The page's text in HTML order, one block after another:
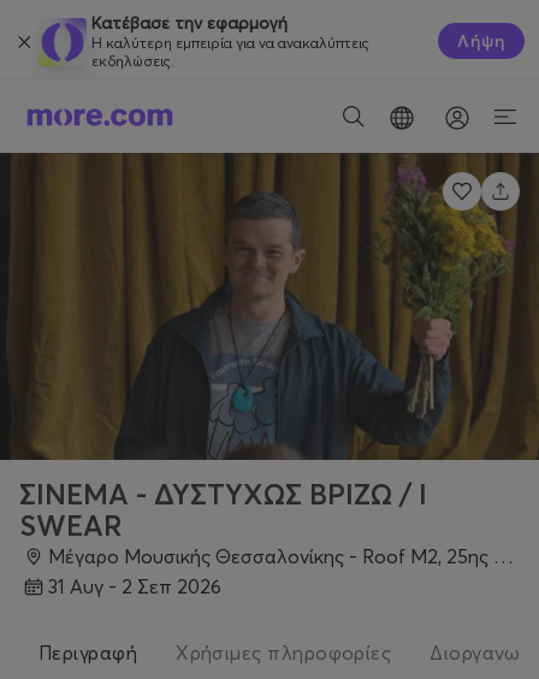
Κατέβασε την εφαρμογή
Η καλύτερη εμπειρία για να ανακαλύπτεις
εκδηλώσεις.
Λήψη
ΣΙΝΕΜΑ - ΔΥΣΤΥΧΩΣ ΒΡΙΖΩ / I
SWEAR
Μέγαρο Μουσικής Θεσσαλονίκης - Roof M2, 25ης Μαρτίου & Παραλία, Θεσσαλονίκη
31 Αυγ - 2 Σεπ 2026
Περιγραφή Χρήσιμες πληροφορίες